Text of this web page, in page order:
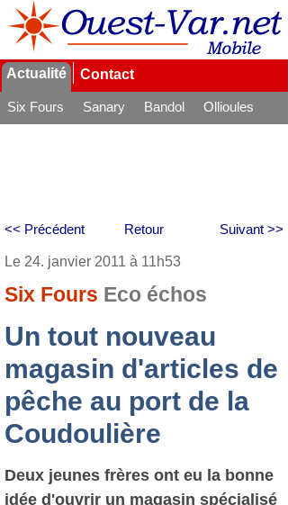
Actualité Contact
Six Fours Sanary Bandol
Ollioules
Retour
<< Précédent Suivant >>
Le 24. janvier 2011 à 11h53
Six Fours Eco échos
Un tout nouveau
magasin d'articles de
pêche au port de la
Coudoulière
Deux jeunes frères ont eu la bonne
idée d'ouvrir un magasin spécialisé